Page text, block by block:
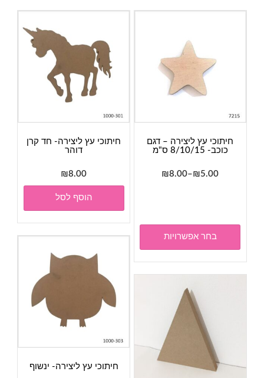
חיתוכי עץ ליצירה- חד קרן
דוהר
₪8.00
הוסף לסל
חיתוכי עץ ליצירה – דגם
כוכב- 8/10/15 ס"מ
₪5.00
–
₪8.00
טווח
⁦₪8.00⁩
בחר אפשרויות
למוצר
לבחור
האפשרויות
חיתוכי עץ ליצירה- ינשוף